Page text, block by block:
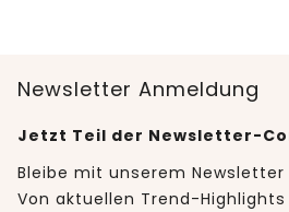
Newsletter Anmeldung
Jetzt Teil der Newsletter-
Bleibe mit unserem
Von aktuellen Trend-